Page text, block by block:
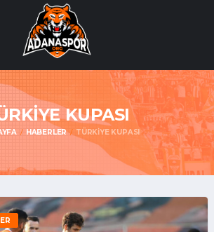
KUPASI
HABERLER TÜRKIYE KUPASI